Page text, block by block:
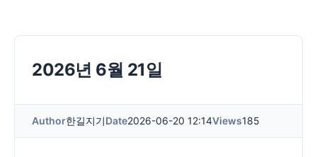
2026년 6월 21일
Author한길지기Date2026-06-20 12:14Views185